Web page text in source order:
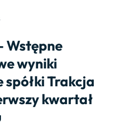
Wstępne
wyniki
Trakcja
kwartał